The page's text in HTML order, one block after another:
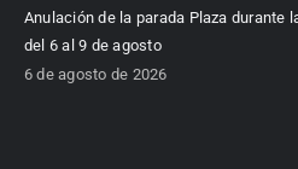
Anulación de la parada Plaza durante
del 6 al 9 de agosto
6 de agosto de 2026